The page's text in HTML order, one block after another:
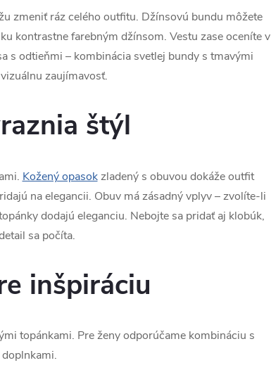
zmeniť ráz celého outfitu. Džínsovú bundu môžete
kontrastne farebným džínsom. Vestu zase oceníte v
s odtieňmi – kombinácia svetlej bundy s tmavými
zaujímavosť.
štýl
Kožený opasokzladený s obuvou dokáže outfit
na elegancii. Obuv má zásadný vplyv – zvolíte-li
dodajú eleganciu. Nebojte sa pridať aj klobúk,
sa počíta.
inšpiráciu
topánkami. Pre ženy odporúčame kombináciu s